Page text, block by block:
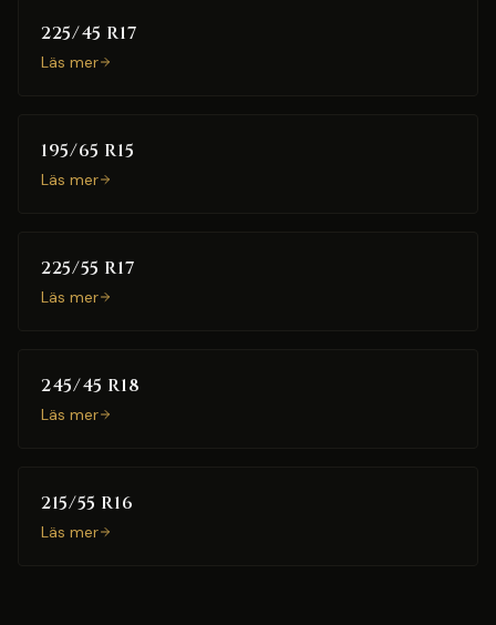
225/45 R17
Läs mer
195/65 R15
Läs mer
225/55 R17
Läs mer
245/45 R18
Läs mer
215/55 R16
Läs mer